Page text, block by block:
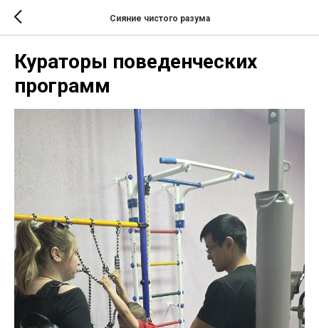
Сияние чистого разума
Кураторы поведенческих
программ